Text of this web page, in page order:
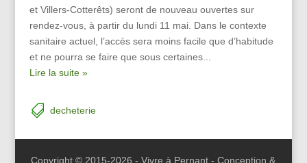
et Villers-Cotterêts) seront de nouveau ouvertes sur
rendez-vous, à partir du lundi 11 mai. Dans le contexte
sanitaire actuel, l’accès sera moins facile que d’habitude
et ne pourra se faire que sous certaines...
Lire la suite »
decheterie
Copyright © 2015-2026 - Vivre à Pernant - Conception &